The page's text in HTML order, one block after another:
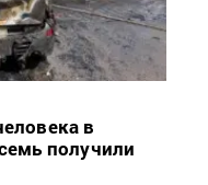
в
получили